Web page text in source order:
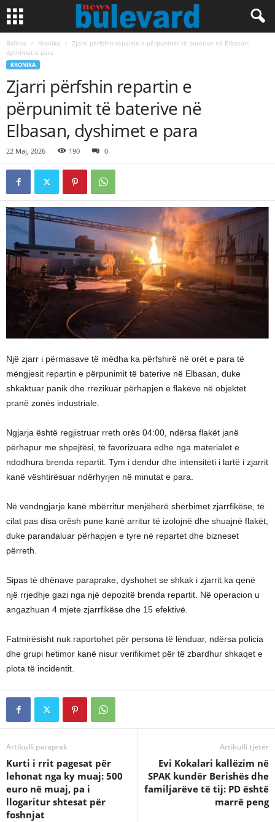
Ballina Kronika
Zjarri përfshin repartin e përpunimit të baterive në Elbasan,
dyshimet e para
KRONIKA
Zjarri përfshin repartin e
përpunimit të baterive në
Elbasan, dyshimet e para
22 Maj, 2026 190 0
Një zjarr i përmasave të mëdha ka përfshirë në orët e para të
mëngjesit repartin e përpunimit të baterive në Elbasan, duke
shkaktuar panik dhe rrezikuar përhapjen e flakëve në objektet
pranë zonës industriale.
Ngjarja është regjistruar rreth orës 04:00, ndërsa flakët janë
përhapur me shpejtësi, të favorizuara edhe nga materialet e
ndodhura brenda repartit. Tym i dendur dhe intensiteti i lartë i zjarrit
kanë vështirësuar ndërhyrjen në minutat e para.
Në vendngjarje kanë mbërritur menjëherë shërbimet zjarrfikëse, të
cilat pas disa orësh pune kanë arritur të izolojnë dhe shuajnë flakët,
duke parandaluar përhapjen e tyre në repartet dhe bizneset
përreth.
Sipas të dhënave paraprake, dyshohet se shkak i zjarrit ka qenë
një rrjedhje gazi nga një depozitë brenda repartit. Në operacion u
angazhuan 4 mjete zjarrfikëse dhe 15 efektivë.
Fatmirësisht nuk raportohet për persona të lënduar, ndërsa policia
dhe grupi hetimor kanë nisur verifikimet për të zbardhur shkaqet e
plota të incidentit.
Artikulli paraprak
Kurti i rrit pagesat për
lehonat nga ky muaj: 500
euro në muaj, pa i
llogaritur shtesat për
foshnjat
Artikulli tjetër
Evi Kokalari kallëzim në
SPAK kundër Berishës dhe
familjarëve të tij: PD është
marrë peng